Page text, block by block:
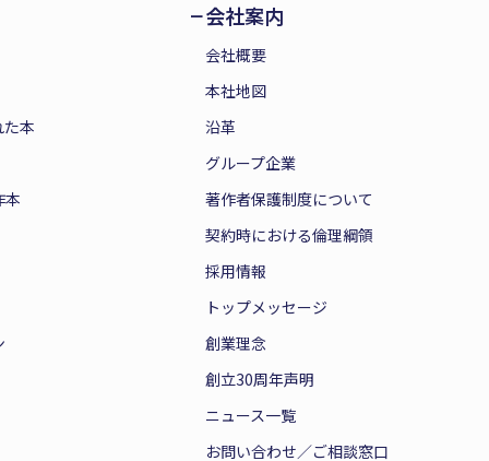
本
本
会社案内
会社概要
本社地図
沿革
グループ企業
著作者保護制度について
契約時における倫理綱領
採用情報
トップメッセージ
創業理念
創立30周年声明
ニュース一覧
お問い合わせ／ご相談窓口